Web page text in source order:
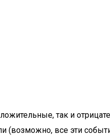
так и
(возможно, все эти